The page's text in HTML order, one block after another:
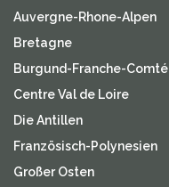
Auvergne-Rhone-Alpen
Bretagne
Burgund-Franche-Comté
Centre Val de Loire
Die Antillen
Französisch-Polynesien
Großer Osten